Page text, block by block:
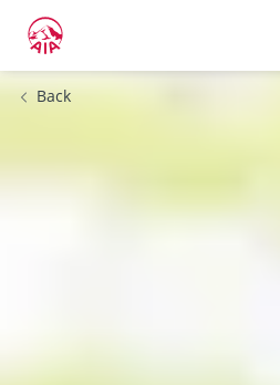
Back